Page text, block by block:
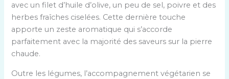
avec un filet d’huile d’olive, un peu de sel, poivre et des
herbes fraîches ciselées. Cette dernière touche
apporte un zeste aromatique qui s’accorde
parfaitement avec la majorité des saveurs sur la pierre
chaude.
Outre les légumes, l’accompagnement végétarien se